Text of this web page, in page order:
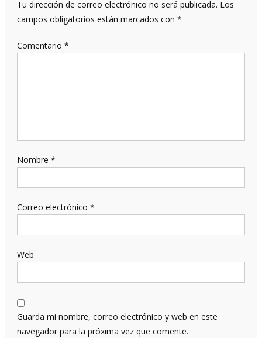
Tu dirección de correo electrónico no será publicada. Los
campos obligatorios están marcados con *
Comentario *
Nombre *
Correo electrónico *
Web
Guarda mi nombre, correo electrónico y web en este
navegador para la próxima vez que comente.